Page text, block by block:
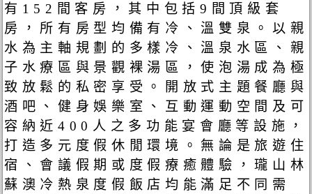
有152間客房，其中包括9間頂級套
房，所有房型均備有冷、溫雙泉。以親
水為主軸規劃的多樣冷、溫泉水區、親
子水療區與景觀裸湯區，使泡湯成為極
致放鬆的私密享受。開放式主題餐廳與
酒吧、健身娛樂室、互動運動空間及可
容納近400人之多功能宴會廳等設施，
打造多元度假休閒環境。無論是旅遊住
宿、會議假期或度假療癒體驗，瓏山林
蘇澳冷熱泉度假飯店均能滿足不同需